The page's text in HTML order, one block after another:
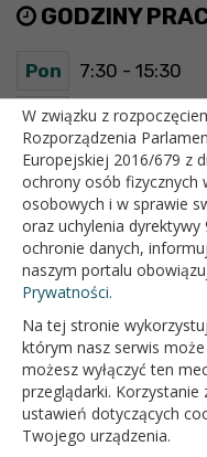
GODZINY
Pon 7:30 - 15:30
Wt 7:30 - 15:30
Śr 7:30 - 15:30
Czw 7:30 - 15:30
Pt 7:30 - 15:30
OFICJALNY
W związku z
Rozporządzenia
Europejskiej 2016/679 z
ochrony osób fizycznych
osobowych i w sprawie
oraz uchylenia
ochronie danych,
naszym portalu
Prywatności.
Na tej stronie
którym nasz serwis może
możesz wyłączyć ten
przeglądarki.
ustawień dotyczących
Twojego urządzenia.